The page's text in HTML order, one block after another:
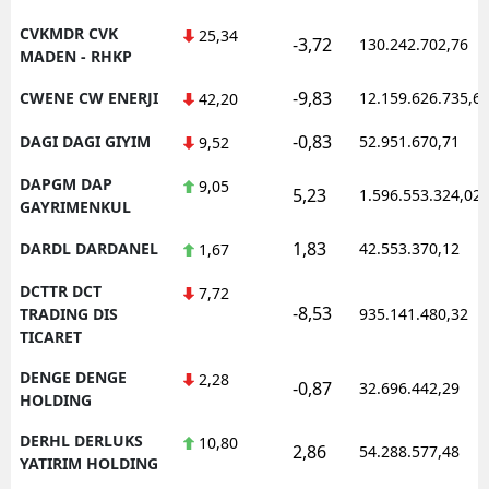
CVKMDR CVK
MADEN - RHKP
25,34 -3,72 130.242.702,76
CWENE CW ENERJI 42,20 -9,83 12.159.626.735,62
DAGI DAGI GIYIM 9,52 -0,83 52.951.670,71
DAPGM DAP
GAYRIMENKUL
9,05 5,23 1.596.553.324,02
DARDL DARDANEL 1,67 1,83 42.553.370,12
DCTTR DCT
TRADING DIS
TICARET
7,72
-8,53 935.141.480,32
DENGE DENGE
HOLDING
2,28 -0,87 32.696.442,29
DERHL DERLUKS
YATIRIM HOLDING
10,80 2,86 54.288.577,48